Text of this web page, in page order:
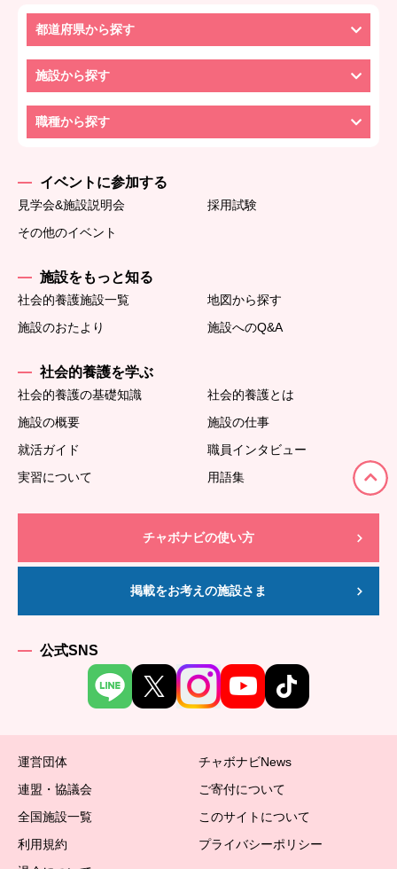
都道府県から探す
施設から探す
職種から探す
イベントに参加する
見学会&施設説明会
採用試験
その他のイベント
施設をもっと知る
社会的養護施設一覧
地図から探す
施設のおたより
施設へのQ&A
社会的養護を学ぶ
社会的養護の基礎知識
社会的養護とは
施設の概要
施設の仕事
就活ガイド
職員インタビュー
実習について
用語集
チャボナビの使い方
掲載をお考えの施設さま
公式SNS
運営団体
チャボナビNews
連盟・協議会
ご寄付について
全国施設一覧
このサイトについて
利用規約
プライバシーポリシー